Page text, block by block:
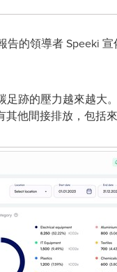
的領導者 Speeki
跡的壓力越來越大
他間接排放，包括來